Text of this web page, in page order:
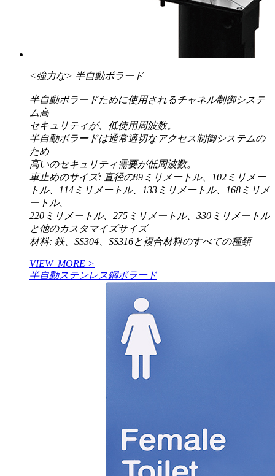
<強力な> 半自動ボラード
半自動ボラードために使用されるチャネル制御システ
ム高
セキュリティが、低使用周波数。
半自動ボラードは通常適切なアクセス制御システムの
ため
高いのセキュリティ需要が低周波数。
車止めのサイズ: 直径の89ミリメートル、102ミリメー
トル、114ミリメートル、133ミリメートル、168ミリメ
ートル、
220ミリメートル、275ミリメートル、330ミリメートル
と他のカスタマイズサイズ
材料: 鉄、SS304、SS316と複合材料のすべての種類
VIEW_MORE >
半自動ステンレス鋼ボラード